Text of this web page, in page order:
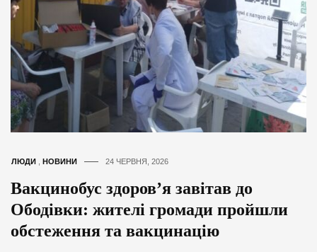
ЛЮДИ НОВИНИ 24 ЧЕРВНЯ, 2026
Вакцинобус здоров’я завітав до
Ободівки: жителі громади пройшли
обстеження та вакцинацію